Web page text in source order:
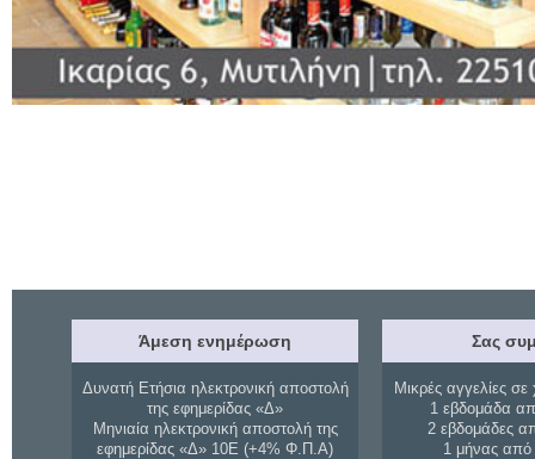
Άμεση ενημέρωση
Δυνατή Ετήσια ηλεκτρονική αποστολή
της εφημερίδας «Δ»
Μηνιαία ηλεκτρονική αποστολή της
εφημερίδας «Δ» 10Ε (+4% Φ.Π.Α)
Σας
Μικρές αγγελίες σε
1 εβδομάδα
2 εβδομάδες
1 μήνας